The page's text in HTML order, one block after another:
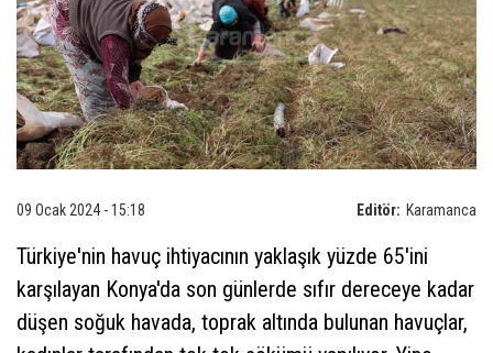
Editör: Karamanca
09 Ocak 2024 - 15:18
Türkiye'nin havuç ihtiyacının yaklaşık yüzde 65'ini
karşılayan Konya'da son günlerde sıfır dereceye kadar
düşen soğuk havada, toprak altında bulunan havuçlar,